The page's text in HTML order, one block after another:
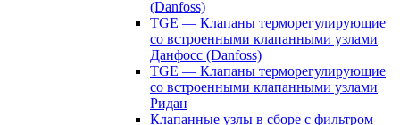
(Danfoss)
TGE — Клапаны терморегулирующие
со встроенными клапанными узлами
Данфосс (Danfoss)
TGE — Клапаны терморегулирующие
со встроенными клапанными узлами
Ридан
Клапанные узлы в сборе с фильтром